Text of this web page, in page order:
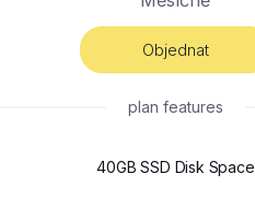
Objednat
plan features
40GB SSD Disk Space